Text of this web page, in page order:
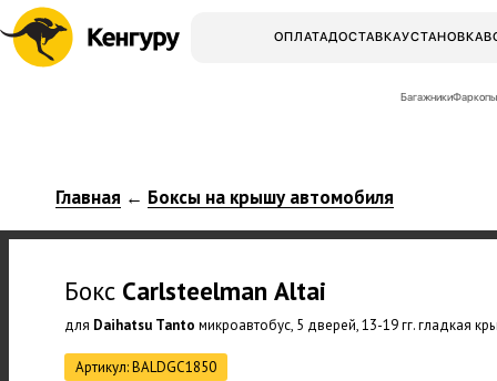
ОПЛАТАДОСТАВКАУСТАНОВКА
БагажникиФаркопы
Главная ← Боксы на крышу автомобиля
Бокс Carlsteelman Altai
для Daihatsu Tanto микроавтобус, 5 дверей, 13-19 гг. гладкая
Артикул: BALDGC1850